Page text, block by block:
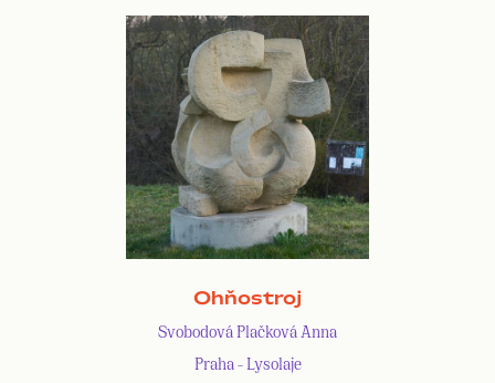
Ohňostroj
Svobodová Plačková Anna
Praha - Lysolaje